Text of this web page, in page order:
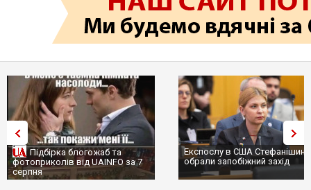
Підбірка блогожаб та
фотоприколів від UAINFO за 7
серпня
Експослу в США
обрали запобіжний захід